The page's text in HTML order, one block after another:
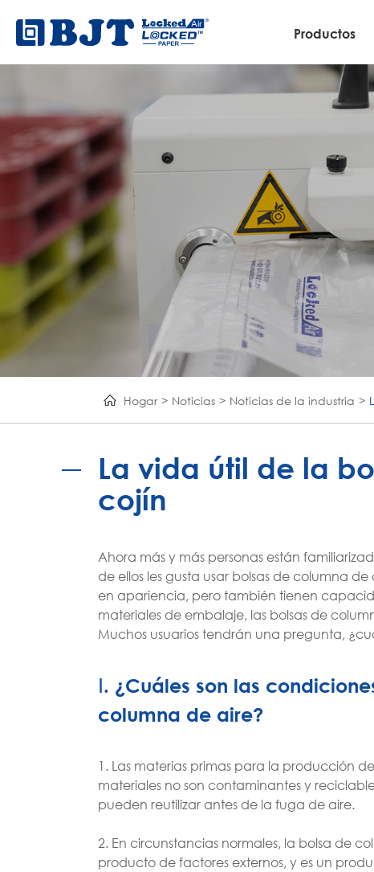
Productos
Hogar Noticias Noticias de la industria
La vida útil de la
cojín
Ahora más y más personas están
de ellos les gusta usar bolsas de columna
en apariencia, pero también tienen
materiales de embalaje, las bolsas de
Muchos usuarios tendrán una pregunta,
Ⅰ. ¿Cuáles son las
columna de aire?
1. Las materias primas para la producción
materiales no son contaminantes y
pueden reutilizar antes de la fuga de aire.
2. En circunstancias normales, la bolsa de
producto de factores externos, y es un